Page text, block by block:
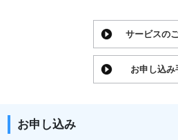
サービスの
お申し込み
お申し込み